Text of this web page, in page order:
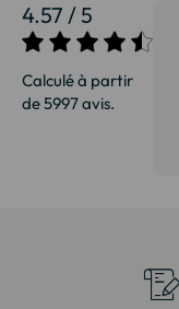
4.57 / 5
Calculé à partir
de 5997 avis.
27/07/2026